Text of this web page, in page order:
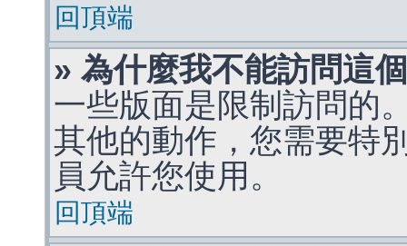
回頂端
» 為什麼我不能訪問這
一些版面是限制訪問的
其他的動作，您需要特
員允許您使用。
回頂端